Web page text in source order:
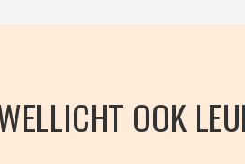
OOK